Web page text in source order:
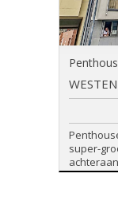
super-